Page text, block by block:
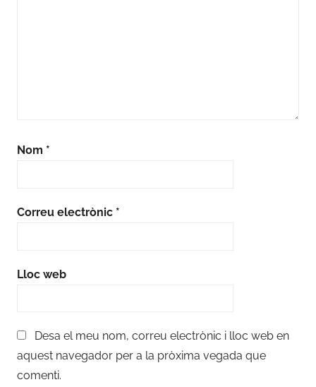
Nom *
Correu electrònic *
Lloc web
Desa el meu nom, correu electrònic i lloc web en
aquest navegador per a la pròxima vegada que
comenti.